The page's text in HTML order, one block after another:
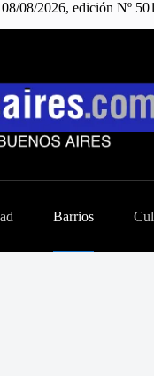
08/2026, edición Nº
Barrios